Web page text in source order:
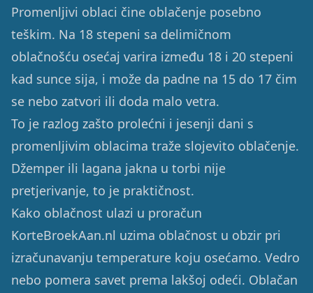
Promenljivi oblaci čine oblačenje posebno
teškim. Na 18 stepeni sa delimičnom
oblačnošću osećaj varira između 18 i 20 stepeni
kad sunce sija, i može da padne na 15 do 17 čim
se nebo zatvori ili doda malo vetra.
To je razlog zašto prolećni i jesenji dani s
promenljivim oblacima traže slojevito oblačenje.
Džemper ili lagana jakna u torbi nije
pretjerivanje, to je praktičnost.
Kako oblačnost ulazi u proračun
KorteBroekAan.nl uzima oblačnost u obzir pri
izračunavanju temperature koju osećamo. Vedro
nebo pomera savet prema lakšoj odeći. Oblačan